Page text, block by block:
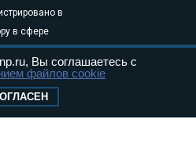
в
в сфере
и
05
Эл № ФС77-
Вы соглашаетесь с
файлов cookie